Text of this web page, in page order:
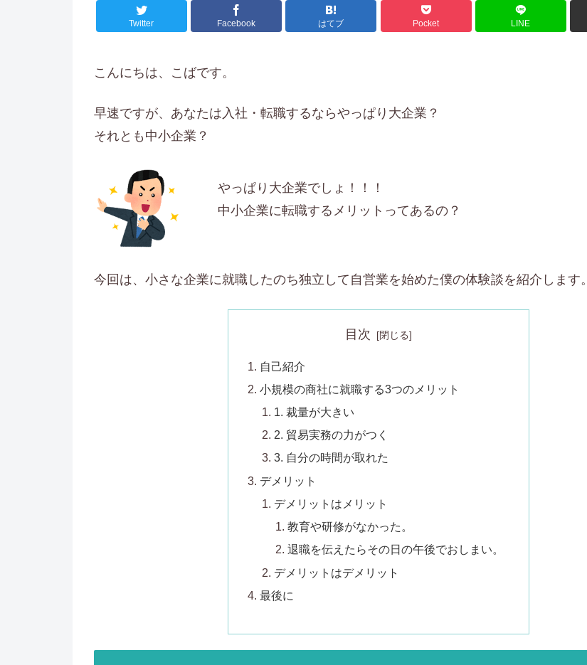
Twitter Facebook はてブ Pocket LINE
こんにちは、こばです。
早速ですが、あなたは入社・転職するならやっぱり大企業？
それとも中小企業？
やっぱり大企業でしょ！！！
中小企業に転職するメリットってあるの？
今回は、小さな企業に就職したのち独立して自営業を始めた僕の体験談を紹介します。
目次
自己紹介
小規模の商社に就職する3つのメリット
1. 裁量が大きい
2. 貿易実務の力がつく
3. 自分の時間が取れた
デメリット
デメリットはメリット
教育や研修がなかった。
退職を伝えたらその日の午後でおしまい。
デメリットはデメリット
最後に